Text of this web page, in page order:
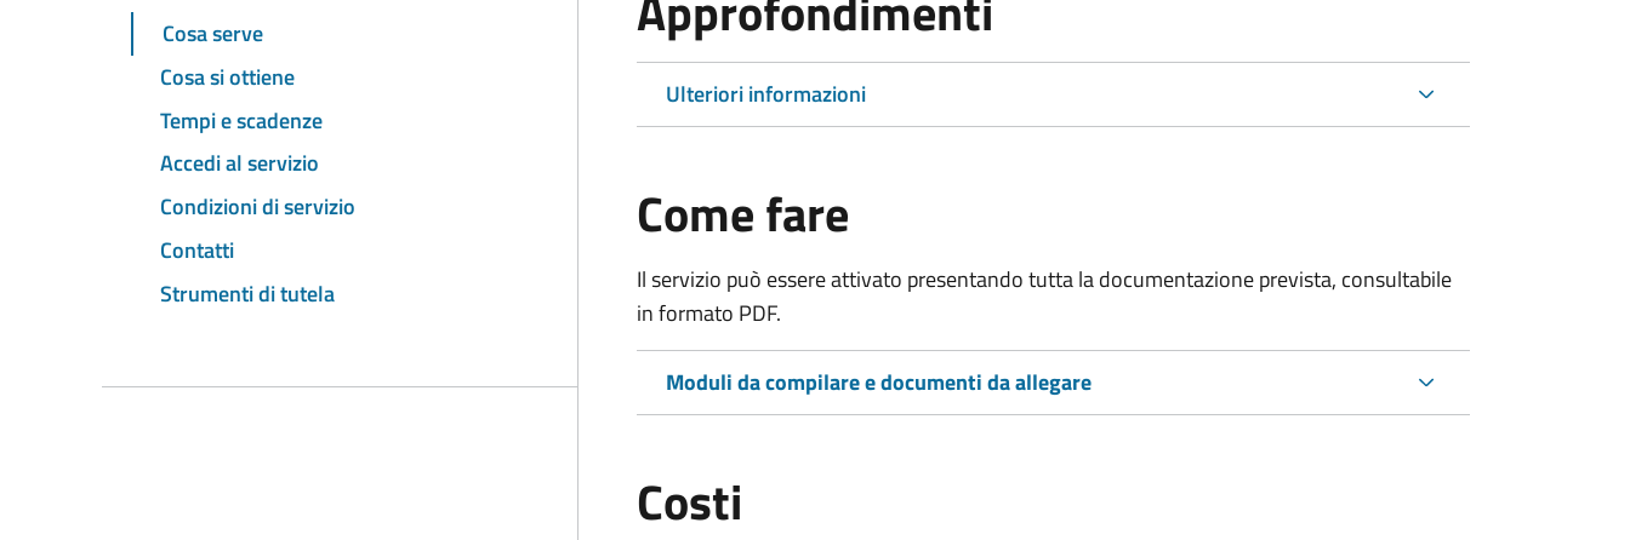
Cosa serve
Cosa si ottiene
Tempi e scadenze
Accedi al servizio
Condizioni di servizio
Contatti
Strumenti di tutela
Ulteriori informazioni
Come fare
Il servizio può essere attivato presentando tutta la documentazione prevista, consultabile
in formato PDF.
Moduli da compilare e documenti da allegare
Costi